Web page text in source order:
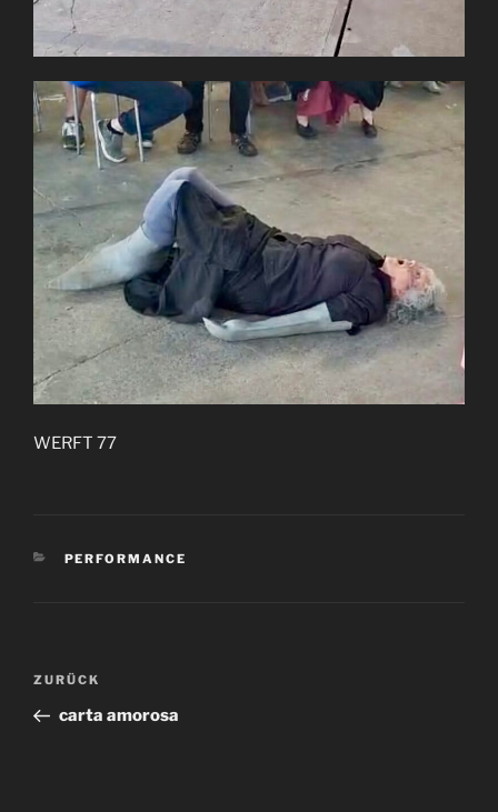
WERFT 77
KATEGORIEN
PERFORMANCE
Beitragsnavigation
Vorheriger
Beitrag
ZURÜCK
carta amorosa